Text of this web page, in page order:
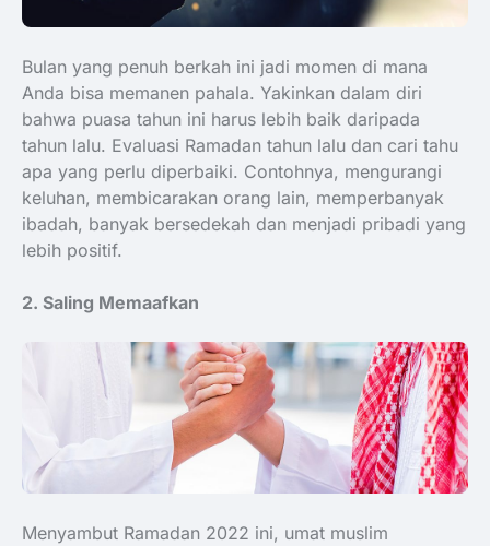
Bulan yang penuh berkah ini jadi momen di mana
Anda bisa memanen pahala. Yakinkan dalam diri
bahwa puasa tahun ini harus lebih baik daripada
tahun lalu. Evaluasi Ramadan tahun lalu dan cari tahu
apa yang perlu diperbaiki. Contohnya, mengurangi
keluhan, membicarakan orang lain, memperbanyak
ibadah, banyak bersedekah dan menjadi pribadi yang
lebih positif.
2. Saling Memaafkan
Menyambut Ramadan 2022 ini, umat muslim